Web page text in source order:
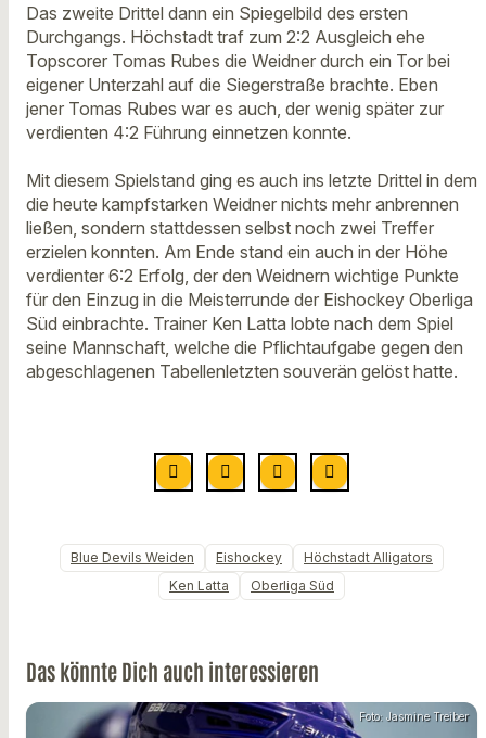
Das zweite Drittel dann ein Spiegelbild des ersten
Durchgangs. Höchstadt traf zum 2:2 Ausgleich ehe
Topscorer Tomas Rubes die Weidner durch ein Tor bei
eigener Unterzahl auf die Siegerstraße brachte. Eben
jener Tomas Rubes war es auch, der wenig später zur
verdienten 4:2 Führung einnetzen konnte.
Mit diesem Spielstand ging es auch ins letzte Drittel in dem
die heute kampfstarken Weidner nichts mehr anbrennen
ließen, sondern stattdessen selbst noch zwei Treffer
erzielen konnten. Am Ende stand ein auch in der Höhe
verdienter 6:2 Erfolg, der den Weidnern wichtige Punkte
für den Einzug in die Meisterrunde der Eishockey Oberliga
Süd einbrachte. Trainer Ken Latta lobte nach dem Spiel
seine Mannschaft, welche die Pflichtaufgabe gegen den
abgeschlagenen Tabellenletzten souverän gelöst hatte.
Blue Devils Weiden Eishockey
Höchstadt Alligators
Ken Latta
Oberliga Süd
Das könnte Dich auch interessieren
Foto: Jasmine Treiber